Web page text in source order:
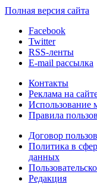
Полная версия сайта
Facebook
Twitter
RSS-ленты
E-mail рассылка
Контакты
Реклама на
Использование
Правила
Договор
Политика в
данных
Редакция